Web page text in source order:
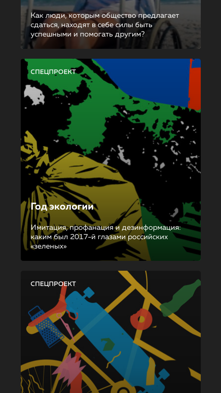
Как люди, которым общество предлагает
сдаться, находят в себе силы быть
успешными и помогать другим?
СПЕЦПРОЕКТ
Год экологии
Имитация, профанация и дезинформация:
каким был 2017-й глазами российских
«зеленых»
СПЕЦПРОЕКТ